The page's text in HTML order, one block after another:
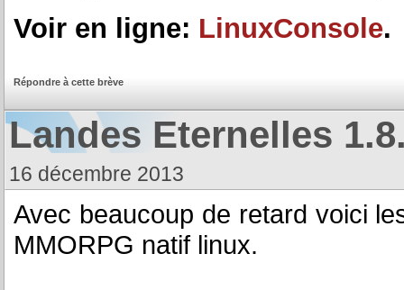
Voir en ligne: LinuxConsole.
Répondre à cette brève
Landes Eternelles
16 décembre 2013
Avec beaucoup de retard voici
MMORPG natif linux.